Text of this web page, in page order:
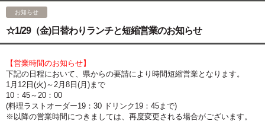
お知らせ
☆1/29（金)日替わりランチと短縮営業のお知らせ
【営業時間のお知らせ】
下記の日程において、県からの要請により時間短縮営業となります。
1月12日(火)～2月8日(月)まで
10：45～20：00
(料理ラストオーダー19：30 ドリンク19：45まで)
※以降の営業時間につきましては、再度変更される場合がございます。